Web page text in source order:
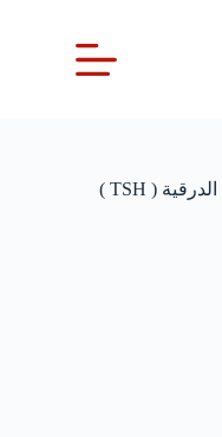
قراءة نتيجة اختبار الهرمون المحفز للغدة الدرقية ( TSH )